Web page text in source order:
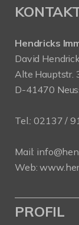
Hendricks
David
Alte Hauptstr.
D-41470
Tel.: 02137 /
Mail:
Web:
PROFIL